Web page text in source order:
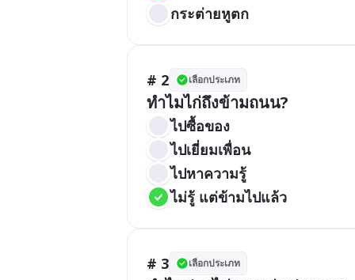
กระต่ายหูตก
# 2 เลือกประเภท
ทำไมไก่ถึงข้ามถนน?
ไปซื้อของ
ไปเยี่ยมเพื่อน
ไปหาความรู้
ไม่รู้ แต่ข้ามไปแล้ว
# 3 เลือกประเภท